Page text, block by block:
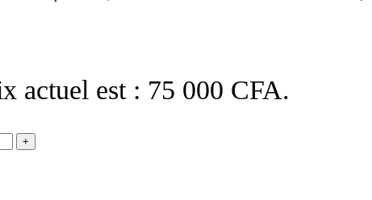
actuel est : 75 000 CFA.